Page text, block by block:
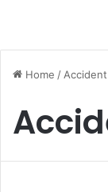
Home / Accident